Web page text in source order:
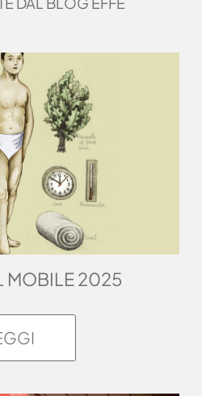
MOBILE 2025